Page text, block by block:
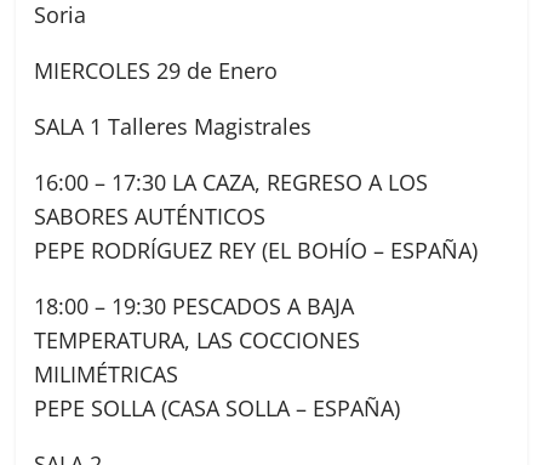
Soria
MIERCOLES 29 de Enero
SALA 1 Talleres Magistrales
16:00 – 17:30 LA CAZA, REGRESO A LOS
SABORES AUTÉNTICOS
PEPE RODRÍGUEZ REY (EL BOHÍO – ESPAÑA)
18:00 – 19:30 PESCADOS A BAJA
TEMPERATURA, LAS COCCIONES
MILIMÉTRICAS
PEPE SOLLA (CASA SOLLA – ESPAÑA)